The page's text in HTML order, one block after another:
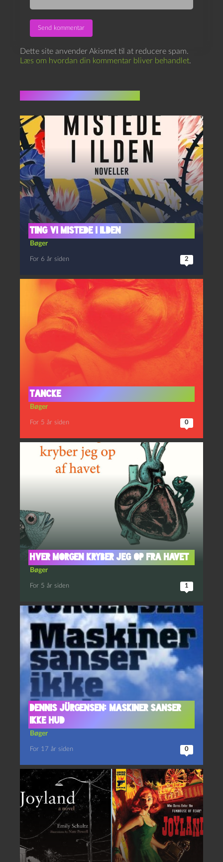
Dette site anvender Akismet til at reducere spam.
Læs om hvordan din kommentar bliver behandlet.
Ting vi mistede i ilden
Bøger
For 6 år siden 2
Tancke
Bøger
For 5 år siden 0
Hver morgen kryber jeg op fra havet
Bøger
For 5 år siden 1
Dennis Jürgensen: Maskiner sanser
ikke hud
Bøger
For 17 år siden 0